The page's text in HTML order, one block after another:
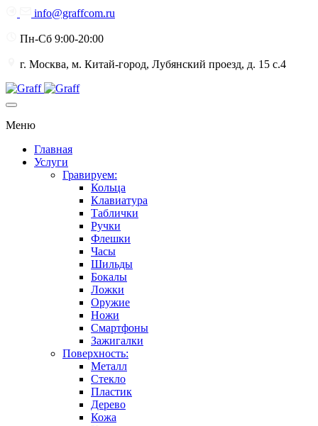
info@graffcom.ru
Пн-Сб 9:00-20:00
г. Москва, м. Китай-город, Лубянский проезд, д. 15 с.4
Меню
Главная
Услуги
Гравируем:
Кольца
Клавиатура
Таблички
Ручки
Флешки
Часы
Шильды
Бокалы
Ложки
Оружие
Ножи
Смартфоны
Зажигалки
Поверхность:
Металл
Стекло
Пластик
Дерево
Кожа